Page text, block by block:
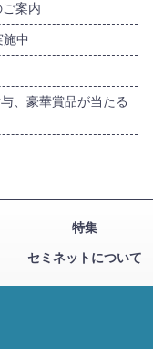
案内
中
、豪華賞品が当たる
特集
セミネットについて